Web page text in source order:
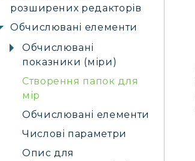
розширених редакторів
Обчислювані елементи
Обчислювані
показники (міри)
Створення папок для
мір
Обчислювані елементи
Числові параметри
Опис для